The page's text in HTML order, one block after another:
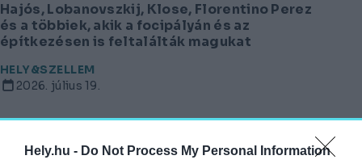
Hely.hu - Do Not Process My Personal Information
Hajós, Lobanovszkij, Klose, Florentino Perez
és a többiek, akik a focipályán és az
építkezésen is feltalálták magukat
HELY&SZELLEM
2026. július 19.